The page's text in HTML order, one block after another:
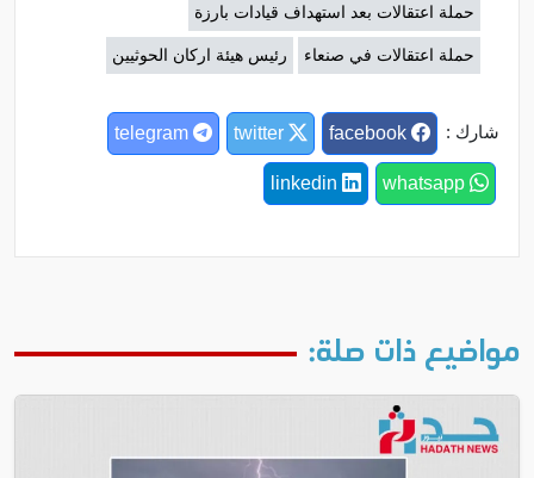
حملة اعتقالات بعد استهداف قيادات بارزة
حملة اعتقالات في صنعاء رئيس هيئة اركان الحوثيين
شارك :
مواضيع ذات صلة: